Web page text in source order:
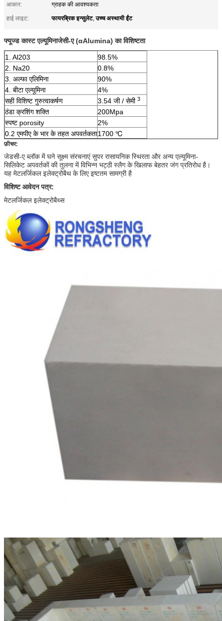
आकार:
ग्राहक की आवश्यकता
हाई लाइट:
फायरब्रिक इन्सुलेट,उच्च अस्थायी ईंट
फ्यूज्ड कास्ट एल्यूमिनाजेसी-ए (αAlumina) का विशिष्टता
1. Al203
98.5%
2. Na20
0.8%
3. अल्फा एलिमिना
90%
4. बीटा एल्यूमिना
4%
सही विशिष्ट गुरुत्वाकर्षण
3.54 जी / सेमी 3
ठंडा क्रशिंग शक्ति
200Mpa
स्पष्ट porosity
2%
0.2 एमपीए के भार के तहत अपवर्तकता1700 ℃
फ़ीचर:
जेडसी-ए ब्लॉक में घने सूक्ष्म संरचनाएं सुपर रासायनिक स्थिरता और अन्य एल्यूमिना-
सिलिकेट अपवर्तकों की तुलना में विभिन्न भट्ठी स्लैग के खिलाफ बेहतर जंग प्रतिरोध है।
यह मेटलर्जिकल इलेक्ट्रोबैथ के लिए इष्टतम सामग्री है
विशिष्ट आवेदन पत्र:
मेटलर्जिकल इलेक्ट्रोबैथ्स